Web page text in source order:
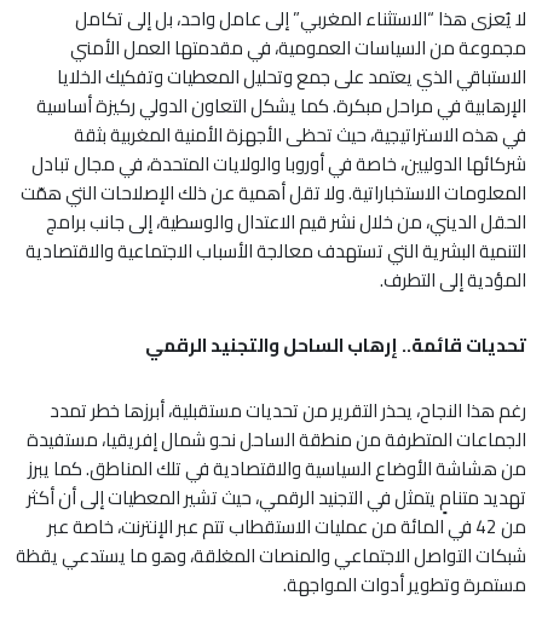
لا يُعزى هذا “الاستثناء المغربي” إلى عامل واحد، بل إلى تكامل
مجموعة من السياسات العمومية، في مقدمتها العمل الأمني
الاستباقي الذي يعتمد على جمع وتحليل المعطيات وتفكيك الخلايا
الإرهابية في مراحل مبكرة. كما يشكل التعاون الدولي ركيزة أساسية
في هذه الاستراتيجية، حيث تحظى الأجهزة الأمنية المغربية بثقة
شركائها الدوليين، خاصة في أوروبا والولايات المتحدة، في مجال تبادل
المعلومات الاستخباراتية. ولا تقل أهمية عن ذلك الإصلاحات التي همّت
الحقل الديني، من خلال نشر قيم الاعتدال والوسطية، إلى جانب برامج
التنمية البشرية التي تستهدف معالجة الأسباب الاجتماعية والاقتصادية
المؤدية إلى التطرف.
تحديات قائمة.. إرهاب الساحل والتجنيد الرقمي
رغم هذا النجاح، يحذر التقرير من تحديات مستقبلية، أبرزها خطر تمدد
الجماعات المتطرفة من منطقة الساحل نحو شمال إفريقيا، مستفيدة
من هشاشة الأوضاع السياسية والاقتصادية في تلك المناطق. كما يبرز
تهديد متنامٍ يتمثل في التجنيد الرقمي، حيث تشير المعطيات إلى أن أكثر
من 42 في المائة من عمليات الاستقطاب تتم عبر الإنترنت، خاصة عبر
شبكات التواصل الاجتماعي والمنصات المغلقة، وهو ما يستدعي يقظة
مستمرة وتطوير أدوات المواجهة.